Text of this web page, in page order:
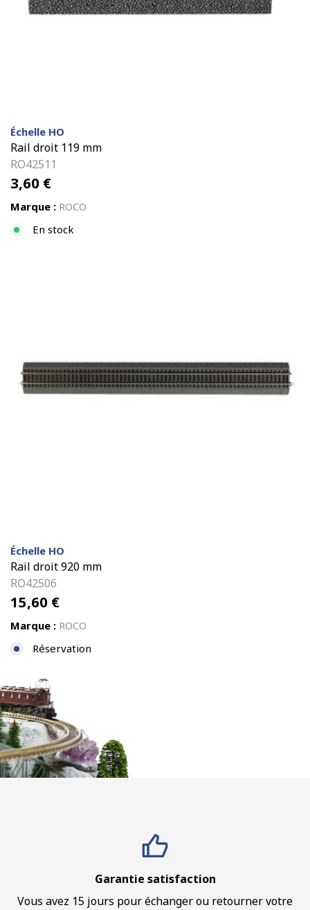
Échelle HO
Rail droit 119 mm
RO42511
3,60 €
Marque : ROCO
En stock
Échelle HO
Rail droit 920 mm
RO42506
15,60 €
Marque : ROCO
Réservation
Garantie satisfaction
Vous avez 15 jours pour échanger ou retourner votre